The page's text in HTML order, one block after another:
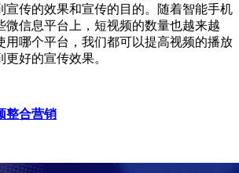
宣传的效果和宣传的目的。随着智能手机
微信息平台上，短视频的数量也越来越
用哪个平台，我们都可以提高视频的播放
好的宣传效果。
整合营销